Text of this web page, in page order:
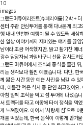
10
images
그랜드머큐어리조트(슈페리어룸) 2박 +
센터 주관 안심투어를 통해 다녀온게 최
행 내내 안전한 여행이 될 수 있도록 세심
한 일상 이야기까지 재미있는 얘기를
남이라 조금 어색했지만, 밝고 활기찬 에
광수 담당자님 과일바구니 선물 감사
그랜드 머큐어에서 조식과 중식을 즐긴
리는 생각보다 훨씬 예뻤습니다. 다만, 한
께 짧은 시간 동안 예쁜 사진을 남길 수
데, 이틀간 먹은 식사 중 단연 최고였
아침 일찍 조식을 먹고 섬 투어에 나섰습
서 트랙터를 타고 이동해 타이 정식을 먹
게 느껴졌어요. 이어서 ‘사랑새 섬’으로
개를 먹었는데, 한국 음식이 이렇게 반가